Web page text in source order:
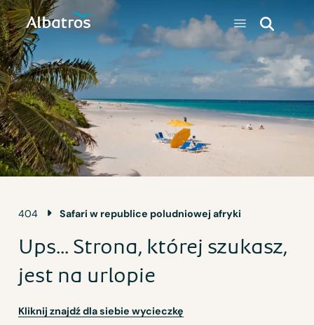
404 Safari w republice poludniowej afryki
Ups... Strona, której szukasz,
jest na urlopie
Kliknij znajdź dla siebie wycieczkę